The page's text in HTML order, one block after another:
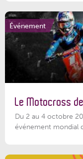
Événement
Le Motocross
Du 2 au 4 octobre
événement mondial